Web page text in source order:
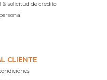
solicitud de credito
CLIENTE